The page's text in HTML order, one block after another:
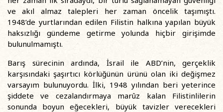
ve akıl almaz talepleri her zaman öncelik taşımıştı.
1948’de yurtlarından edilen Filistin halkına yapılan büyük
haksızlığı gündeme getirme yolunda hiçbir girişimde
bulunulmamıştı.
Barış sürecinin ardında, İsrail ile ABD’nin, gerçeklik
karşısındaki şaşırtıcı körlüğünün ürünü olan iki değişmez
varsayım bulunuyordu. İlki, 1948 yılından beri yeterince
şiddete ve cezalandırmaya marûz kalan Filistinlilerin
sonunda boyun eğecekleri, büyük tavizler verecekleri